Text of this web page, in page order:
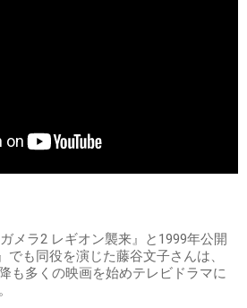
メラ2 レギオン襲来』と1999年公開
でも同役を演じた藤谷文子さんは、
も多くの映画を始めテレビドラマに